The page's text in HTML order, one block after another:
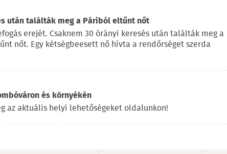
után találták meg a Páriból eltűnt nőt
erejét. Csaknem 30 órányi keresés után találták meg a
nőt. Egy kétségbeesett nő hívta a rendőrséget szerda
és környékén
az aktuális helyi lehetőségeket oldalunkon!